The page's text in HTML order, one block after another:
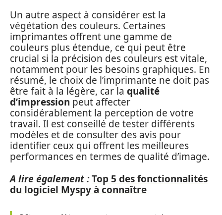
Un autre aspect à considérer est la
végétation des couleurs. Certaines
imprimantes offrent une gamme de
couleurs plus étendue, ce qui peut être
crucial si la précision des couleurs est vitale,
notamment pour les besoins graphiques. En
résumé, le choix de l’imprimante ne doit pas
être fait à la légère, car la qualité
d’impression peut affecter
considérablement la perception de votre
travail. Il est conseillé de tester différents
modèles et de consulter des avis pour
identifier ceux qui offrent les meilleures
performances en termes de qualité d’image.
A lire également :Top 5 des fonctionnalités
du logiciel Myspy à connaître